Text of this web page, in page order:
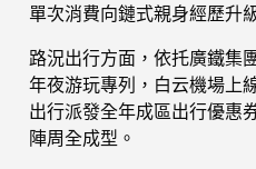
單次消費向鏈式親身經歷升
路況出行方面，依托廣鐵集
年夜游玩專列，白云機場上
出行派發全年成區出行優惠
陣周全成型。